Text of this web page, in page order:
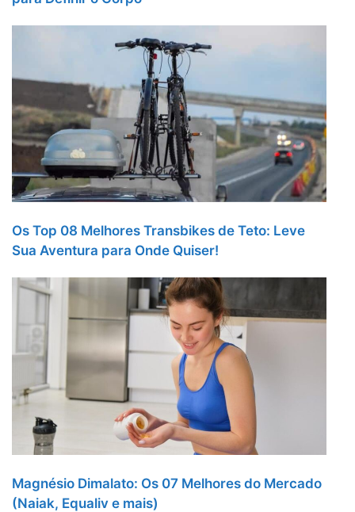
Os Top 08 Melhores Transbikes de Teto: Leve
Sua Aventura para Onde Quiser!
Magnésio Dimalato: Os 07 Melhores do Mercado
(Naiak, Equaliv e mais)